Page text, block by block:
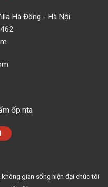
Hà Đông - Hà Nội
ốp nta
gian sống hiện đại chúc tôi